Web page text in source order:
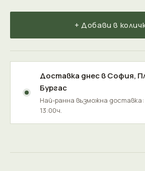
+ Добави в
Доставка днес вСофия,
Бургас
Най-ранна възможна
13:00ч.